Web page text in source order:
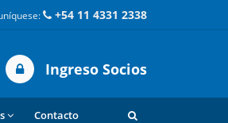
+54 11 4331 2338
Ingreso Socios
Contacto